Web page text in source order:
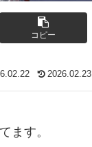
コピー
2026.02.23
ます。